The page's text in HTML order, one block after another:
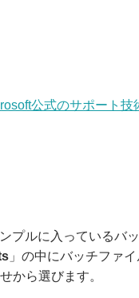
公式のサポート技
ルに入っているバ
」の中にバッチファ
から選びます。